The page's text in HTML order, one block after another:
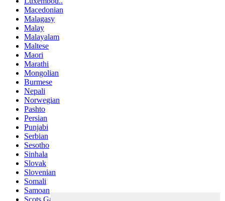
Macedonian
Malagasy
Malay
Malayalam
Maltese
Maori
Marathi
Mongolian
Burmese
Nepali
Norwegian
Pashto
Persian
Punjabi
Serbian
Sesotho
Sinhala
Slovak
Slovenian
Somali
Samoan